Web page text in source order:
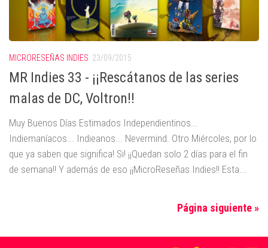
MICRORESEÑAS INDIES 23/09/2015
MR Indies 33 - ¡¡Rescátanos de las series
malas de DC, Voltron!!
Muy Buenos Días Estimados Independientinos...
Indiemaníacos... Indieanos... Nevermind. Otro Miércoles, por lo
que ya saben que significa! Si! ¡¡Quedan solo 2 días para el fin
de semana!! Y además de eso ¡¡MicroReseñas Indies!! Esta...
Página siguiente »